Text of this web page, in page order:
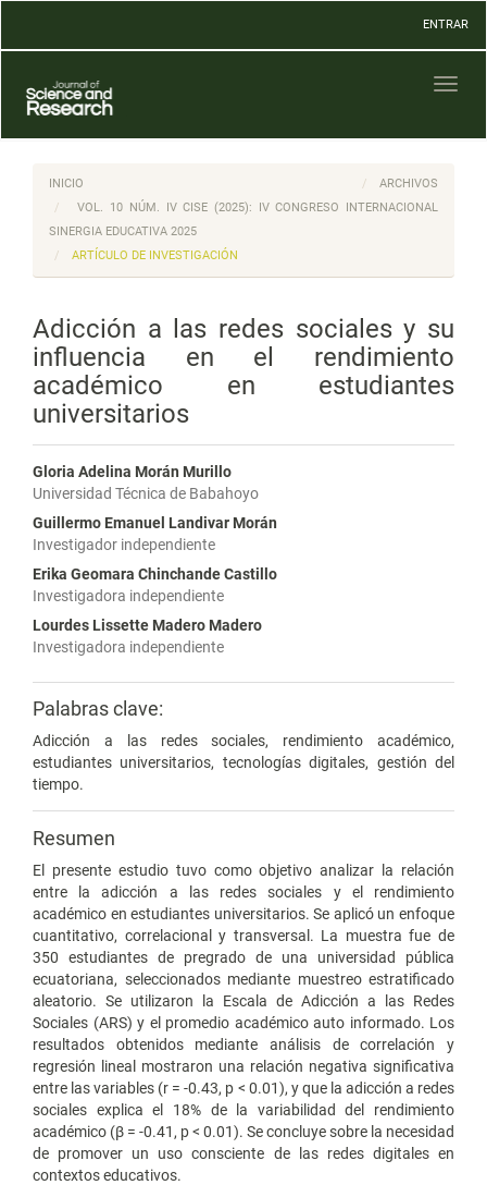
Contenido
Barra
lateral
ENTRAR
INICIO
ARCHIVOS
VOL. 10 NÚM. IV CISE (2025): IV CONGRESO INTERNACIONAL
SINERGIA EDUCATIVA 2025
ARTÍCULO DE INVESTIGACIÓN
Adicción a las redes sociales y su
influencia en el rendimiento
académico en estudiantes
universitarios
Gloria Adelina Morán Murillo
Universidad Técnica de Babahoyo
Guillermo Emanuel Landivar Morán
Investigador independiente
Erika Geomara Chinchande Castillo
Investigadora independiente
Lourdes Lissette Madero Madero
Investigadora independiente
Palabras clave:
Adicción a las redes sociales, rendimiento académico,
estudiantes universitarios, tecnologías digitales, gestión del
tiempo.
Resumen
El presente estudio tuvo como objetivo analizar la relación
entre la adicción a las redes sociales y el rendimiento
académico en estudiantes universitarios. Se aplicó un enfoque
cuantitativo, correlacional y transversal. La muestra fue de
350 estudiantes de pregrado de una universidad pública
ecuatoriana, seleccionados mediante muestreo estratificado
aleatorio. Se utilizaron la Escala de Adicción a las Redes
Sociales (ARS) y el promedio académico auto informado. Los
resultados obtenidos mediante análisis de correlación y
regresión lineal mostraron una relación negativa significativa
entre las variables (r = -0.43, p < 0.01), y que la adicción a redes
sociales explica el 18% de la variabilidad del rendimiento
académico (β = -0.41, p < 0.01). Se concluye sobre la necesidad
de promover un uso consciente de las redes digitales en
contextos educativos.